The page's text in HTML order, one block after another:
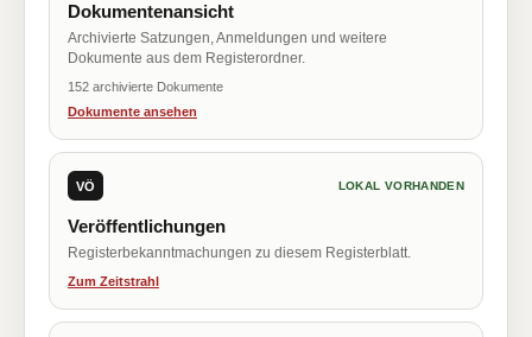
Dokumentenansicht
Archivierte Satzungen, Anmeldungen und weitere
Dokumente aus dem Registerordner.
152 archivierte Dokumente
Dokumente ansehen
VÖ LOKAL VORHANDEN
Veröffentlichungen
Registerbekanntmachungen zu diesem Registerblatt.
Zum Zeitstrahl